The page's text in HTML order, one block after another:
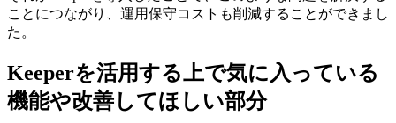
ことにつながり、運用保守コストも削減することができまし
た。
Keeperを活用する上で気に入っている
機能や改善してほしい部分